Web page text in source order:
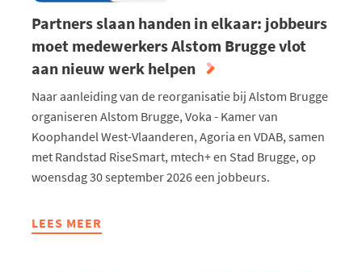
Partners slaan handen in elkaar: jobbeurs
moet medewerkers Alstom Brugge vlot
aan nieuw werk helpen
Naar aanleiding van de reorganisatie bij Alstom Brugge
organiseren Alstom Brugge, Voka - Kamer van
Koophandel West-Vlaanderen, Agoria en VDAB, samen
met Randstad RiseSmart, mtech+ en Stad Brugge, op
woensdag 30 september 2026 een jobbeurs.
LEES MEER
ABOUT